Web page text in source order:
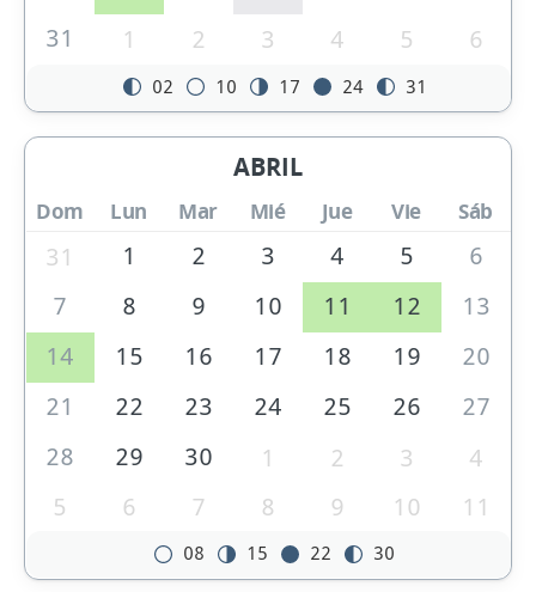
31
1 2 3 4 5 6
02 10 17 24 31
ABRIL
Dom Lun Mar Mié Jue Vie Sáb
31 1 2 3 4 5
6
7
8 9 10 11 12
13
14
15 16 17 18 19
20
21
22 23 24 25 26
27
28
29 30 1 2 3
4
5
6 7 8 9 10 11
08 15 22 30